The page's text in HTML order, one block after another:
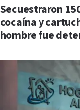
Secuestraron
cocaína y
hombre fue